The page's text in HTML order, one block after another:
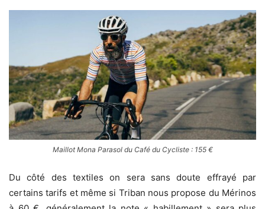
Maillot Mona Parasol du Café du Cycliste : 155 €
Du côté des textiles on sera sans doute effrayé par
certains tarifs et même si Triban nous propose du Mérinos